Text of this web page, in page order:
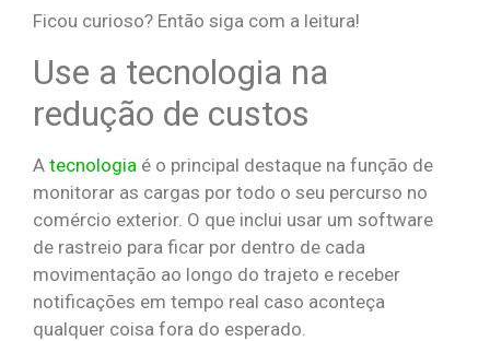
Ficou curioso? Então siga com a leitura!
Use a tecnologia na
redução de custos
A tecnologia é o principal destaque na função de
monitorar as cargas por todo o seu percurso no
comércio exterior. O que inclui usar um software
de rastreio para ficar por dentro de cada
movimentação ao longo do trajeto e receber
notificações em tempo real caso aconteça
qualquer coisa fora do esperado.